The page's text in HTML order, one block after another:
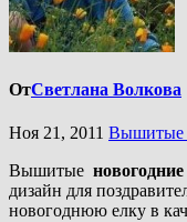
ОтСветлана Волкова
Ноя 21, 2011 Вышитые
Вышитые
дизайн для
новогоднюю елку в